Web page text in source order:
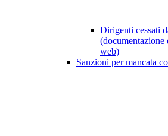
Dirigenti cessati
(documentazione
web)
Sanzioni per mancata